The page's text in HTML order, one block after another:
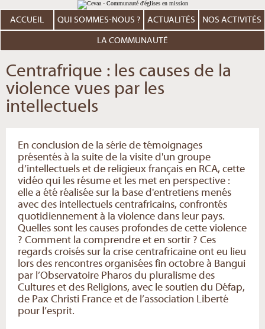
au
contenu.
Aller
personnels
ACCUEIL QUI SOMMES-NOUS ? ACTUALITÉS NOS ACTIVITÉS
LA COMMUNAUTÉ
Centrafrique : les causes de la
violence vues par les
intellectuels
En conclusion de la série de témoignages
présentés à la suite de la visite d'un groupe
d’intellectuels et de religieux français en RCA, cette
vidéo qui les résume et les met en perspective :
elle a été réalisée sur la base d'entretiens menés
avec des intellectuels centrafricains, confrontés
quotidiennement à la violence dans leur pays.
Quelles sont les causes profondes de cette violence
? Comment la comprendre et en sortir ? Ces
regards croisés sur la crise centrafricaine ont eu lieu
lors des rencontres organisées fin octobre à Bangui
par l’Observatoire Pharos du pluralisme des
Cultures et des Religions, avec le soutien du Défap,
de Pax Christi France et de l’association Liberté
pour l’esprit.